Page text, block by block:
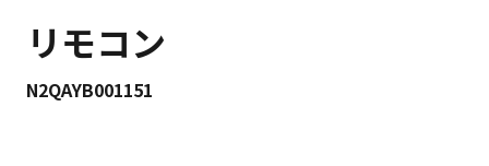
リモコン
N2QAYB001151